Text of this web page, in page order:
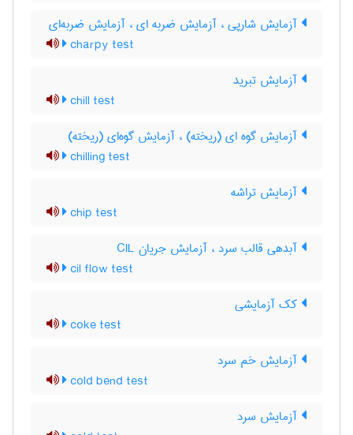
آزمایش شارپی ، آزمایش ضربه ای ، آزمایش ضربه‌ای
charpy test
آزمایش تبرید
chill test
آزمایش گوه ای (ریخته) ، آزمایش گوه‌ای (ریخته)
chilling test
آزمایش تراشه
chip test
آبدهی قالب سرد ، آزمایش جریان CIL
cil flow test
کک آزمایشی
coke test
آزمایش خم سرد
cold bend test
آزمایش سرد